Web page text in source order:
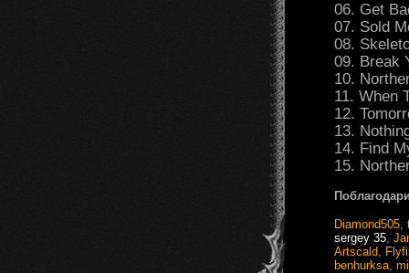
06. Get
07. Sold
08.
09. Break
10.
11. When
12.
13.
14. Find
15.
Diamond505
sergey 35
Artscald
benhurksa